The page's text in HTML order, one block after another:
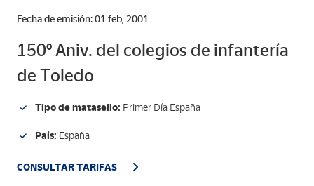
Fecha de emisión: 01 feb, 2001
150º Aniv. del colegios de infantería
de Toledo
Tipo de matasello: Primer Día España
País: España
CONSULTAR TARIFAS